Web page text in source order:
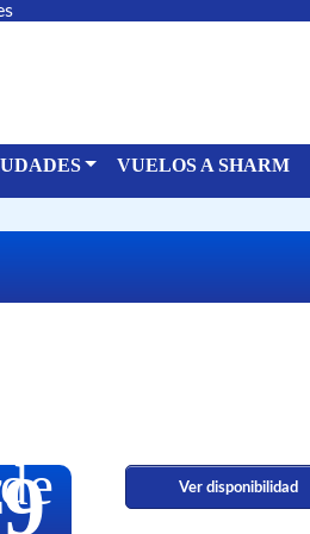
VUELOS A SHARM
Ver disponibilidad